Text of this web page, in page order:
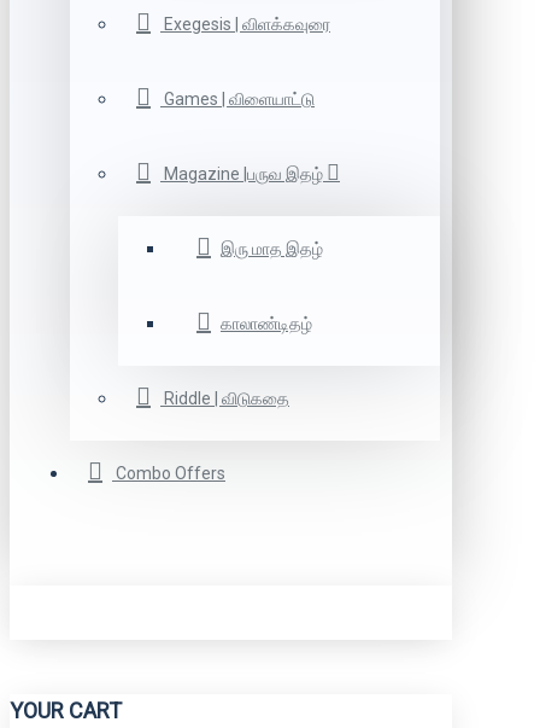
Exegesis | விளக்கவுரை
Games | விளையாட்டு
Magazine |பருவ இதழ்
இரு மாத இதழ்
காலாண்டிதழ்
Riddle | விடுகதை
Combo Offers
YOUR CART